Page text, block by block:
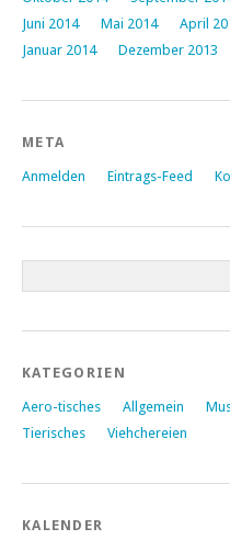
Juni 2014
Mai 2014 April
Januar 2014
Dezember 2013
META
Anmelden Eintrags-Feed
KATEGORIEN
Aero-tisches Allgemein
Tierisches
Viehchereien
KALENDER